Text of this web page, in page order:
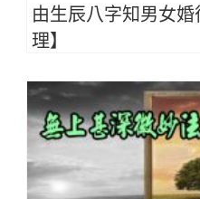
由生辰八字知男女
理】